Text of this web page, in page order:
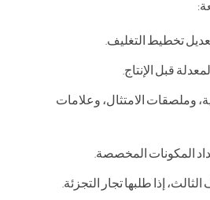
تخطيط التغليف.
قبل الإنتاج.
وملصقات الامتثال، وعلامات
المكونات المخصصة.
إذا طلبها تجار التجزئة.